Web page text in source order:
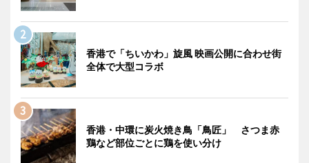
香港で「ちいかわ」旋風 映画公開に合わせ街
全体で大型コラボ
香港・中環に炭火焼き鳥「鳥匠」 さつま赤
鶏など部位ごとに鶏を使い分け